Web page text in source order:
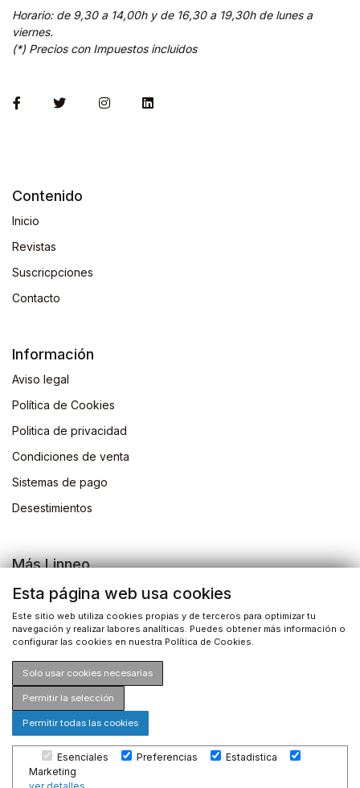
Horario: de 9,30 a 14,00h y de 16,30 a 19,30h de lunes a
viernes.
(*) Precios con Impuestos incluidos
Contenido
Inicio
Revistas
Suscricpciones
Contacto
Información
Aviso legal
Política de Cookies
Politica de privacidad
Condiciones de venta
Sistemas de pago
Desestimientos
Más Linneo
Blog
Actividades
Busqueda de libros
©2026 Drosophila Ediciones S.L. Todos los derechos
Esta página web usa cookies
Este sitio web utiliza cookies propias y de terceros para optimizar tu
navegación y realizar labores analíticas. Puedes obtener más información o
configurar las cookies en nuestra Política de Cookies.
Solo usar cookies necesarias
Permitir la selección
Permitir todas las cookies
Esenciales Preferencias
Estadistica
Marketing